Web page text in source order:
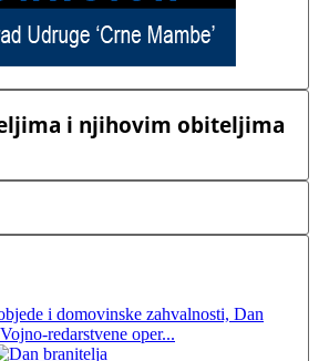
i njihovim obiteljima
i domovinske zahvalnosti, Dan
redarstvene oper...